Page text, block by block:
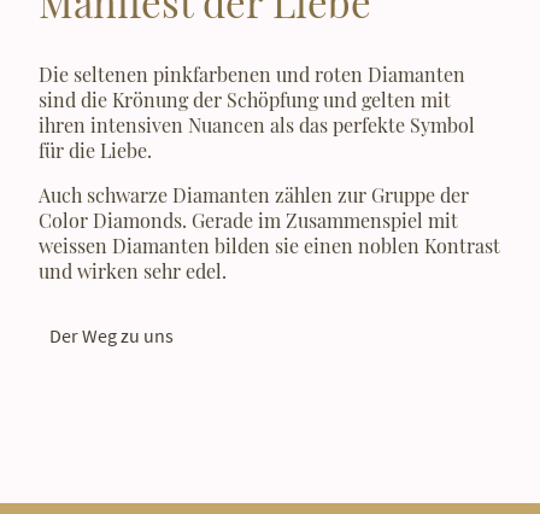
Die seltenen pinkfarbenen und roten Diamanten
sind die Krönung der Schöpfung und gelten mit
ihren intensiven Nuancen als das perfekte Symbol
für die Liebe.
Auch schwarze Diamanten zählen zur Gruppe der
Color Diamonds. Gerade im Zusammenspiel mit
weissen Diamanten bilden sie einen noblen Kontrast
und wirken sehr edel.
Der Weg zu uns